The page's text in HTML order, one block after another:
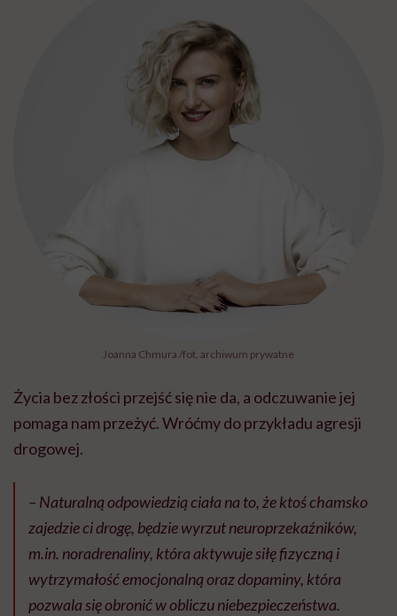
Joanna Chmura /fot. archiwum prywatne
Życia bez złości przejść się nie da, a odczuwanie jej
pomaga nam przeżyć. Wróćmy do przykładu agresji
drogowej.
– Naturalną odpowiedzią ciała na to, że ktoś chamsko
zajedzie ci drogę, będzie wyrzut neuroprzekaźników,
m.in. noradrenaliny, która aktywuje siłę fizyczną i
wytrzymałość emocjonalną oraz dopaminy, która
pozwala się obronić w obliczu niebezpieczeństwa.